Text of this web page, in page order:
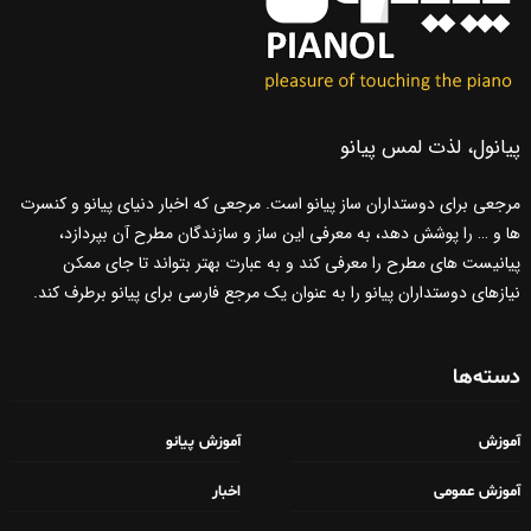
پیانول، لذت لمس پیانو
مرجعی برای دوستداران ساز پیانو است. مرجعی که اخبار دنیای پیانو و کنسرت
ها و … را پوشش دهد، به معرفی این ساز و سازندگان مطرح آن بپردازد،
پیانیست های مطرح را معرفی کند و به عبارت بهتر بتواند تا جای ممکن
نیازهای دوستداران پیانو را به عنوان یک مرجع فارسی برای پیانو برطرف کند.
دسته‌ها
آموزش آموزش پیانو
آموزش عمومی اخبار